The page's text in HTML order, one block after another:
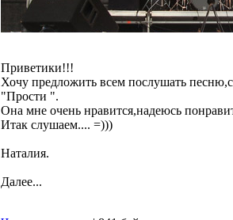
Приветики!!!
Хочу предложить всем послушать
"Прости ".
Она мне очень нравится,надеюсь
Итак слушаем.... =)))
Наталия.
Далее...